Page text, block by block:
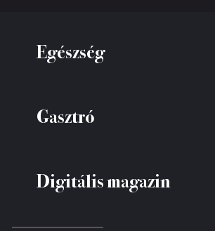
Egészség
Gasztró
Digitális magazin